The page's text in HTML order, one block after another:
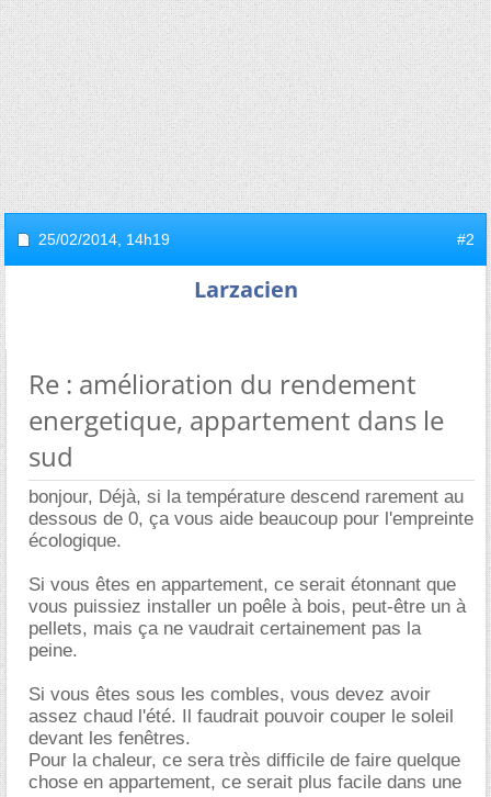
25/02/2014, 14h19 #2
Larzacien
Re : amélioration du rendement
energetique, appartement dans le
sud
bonjour, Déjà, si la température descend rarement au
dessous de 0, ça vous aide beaucoup pour l'empreinte
écologique.
Si vous êtes en appartement, ce serait étonnant que
vous puissiez installer un poêle à bois, peut-être un à
pellets, mais ça ne vaudrait certainement pas la
peine.
Si vous êtes sous les combles, vous devez avoir
assez chaud l'été. Il faudrait pouvoir couper le soleil
devant les fenêtres.
Pour la chaleur, ce sera très difficile de faire quelque
chose en appartement, ce serait plus facile dans une